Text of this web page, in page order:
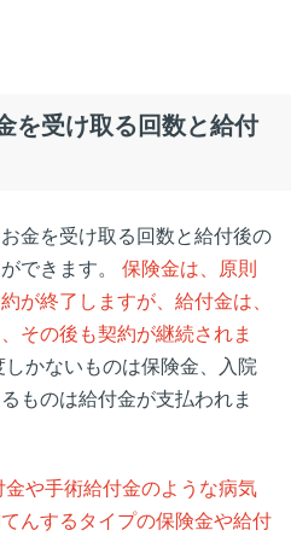
を受け取る回数と給付
金を受け取る回数と給付後の
できます。 保険金は、原則
が終了しますが、給付金は、
その後も契約が継続されま
かないものは保険金、入院
ものは給付金が支払われま
金や手術給付金のような病気
んするタイプの保険金や給付